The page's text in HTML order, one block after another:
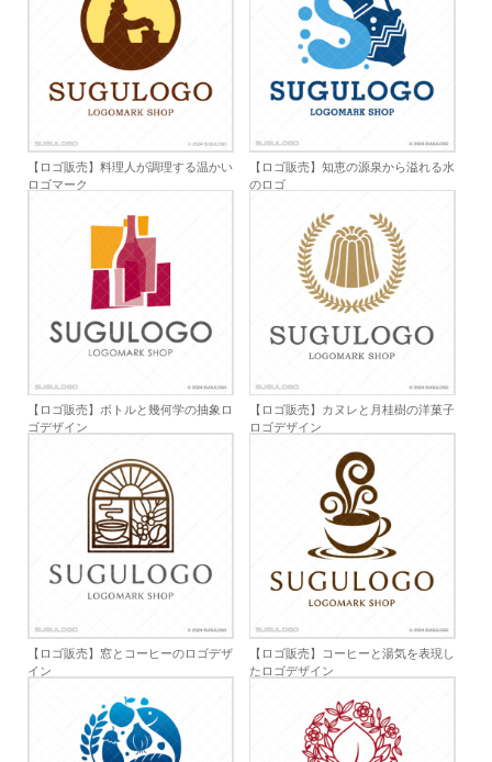
【ロゴ販売】料理人が調理する温かい
ロゴマーク
【ロゴ販売】知恵の源泉から溢れる水
のロゴ
【ロゴ販売】ボトルと幾何学の抽象ロ
ゴデザイン
【ロゴ販売】カヌレと月桂樹の洋菓子
ロゴデザイン
【ロゴ販売】窓とコーヒーのロゴデザ
イン
【ロゴ販売】コーヒーと湯気を表現し
たロゴデザイン